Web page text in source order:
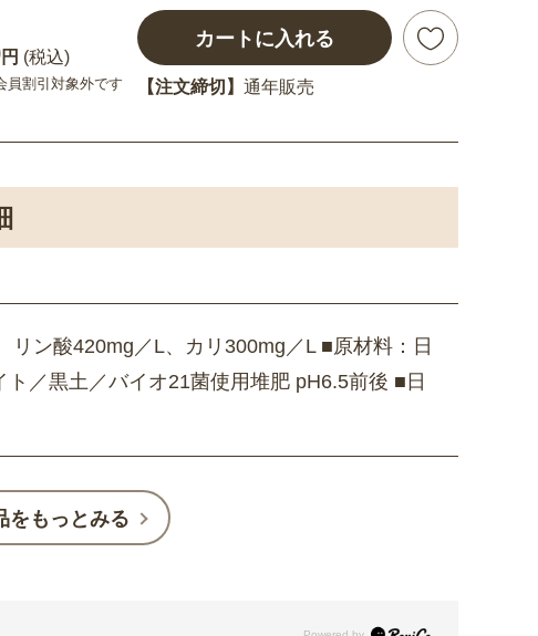
円 (税込)
員割引対象外です
カートに入れる
【注文締切】 通年販売
リン酸420mg／L、カリ300mg／L ■原材料：日
／黒土／バイオ21菌使用堆肥 pH6.5前後 ■日
をもっとみる